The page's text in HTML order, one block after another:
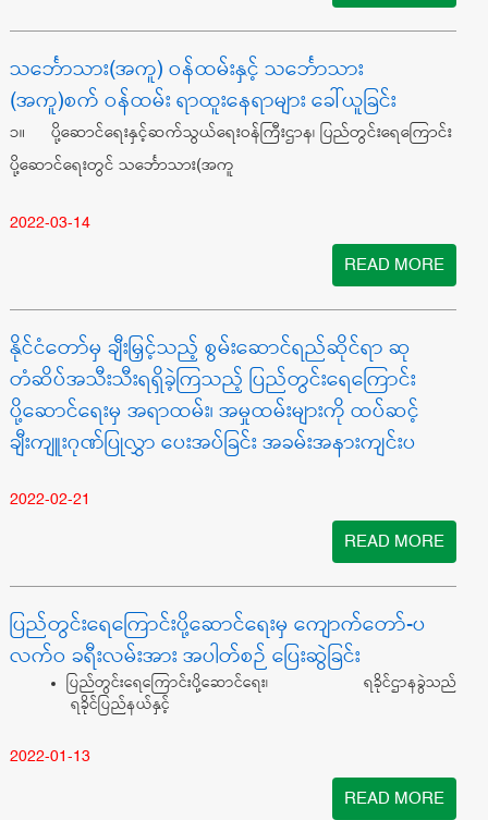
​​​​​​​သင်္ဘောသား(အကူ) ဝန်ထမ်းနှင့် သင်္ဘောသား
(အကူ)စက် ဝန်ထမ်း ရာထူးနေရာများ ခေါ်ယူခြင်း
၁။ ပို့ဆောင်ရေးနှင့်ဆက်သွယ်ရေးဝန်ကြီးဌာန၊ ပြည်တွင်းရေကြောင်း
ပို့ဆောင်ရေးတွင် သင်္ဘောသား(အကူ
2022-03-14
READ MORE
နိုင်ငံတော်မှ ချီးမြှင့်သည့် စွမ်းဆောင်ရည်ဆိုင်ရာ ဆု
တံဆိပ်အသီးသီးရရှိခဲ့ကြသည့် ပြည်တွင်းရေကြောင်း
ပို့ဆောင်ရေးမှ အရာထမ်း၊ အမှုထမ်းများကို ထပ်ဆင့်
ချီးကျူးဂုဏ်ပြုလွှာ ပေးအပ်ခြင်း အခမ်းအနားကျင်းပ
2022-02-21
READ MORE
ပြည်တွင်းရေကြောင်းပို့ဆောင်ရေးမှ ကျောက်တော်-ပ
လက်ဝ ခရီးလမ်းအား အပါတ်စဉ် ပြေးဆွဲခြင်း
ပြည်တွင်းရေကြောင်းပို့ဆောင်ရေး၊ ရခိုင်ဌာနခွဲသည်
ရခိုင်ပြည်နယ်နှင့်
2022-01-13
READ MORE